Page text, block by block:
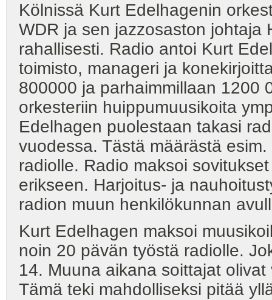
Kölnissä Kurt Edelhagenin
WDR ja sen jazzosaston johtaja
rahallisesti. Radio antoi Kurt
toimisto, manageri ja
800000 ja parhaimmillaan 1200
orkesteriin huippumuusikoita
Edelhagen puolestaan takasi
vuodessa. Tästä määrästä
radiolle. Radio maksoi
erikseen. Harjoitus- ja
radion muun henkilökunnan
Kurt Edelhagen maksoi
noin 20 pävän työstä radiolle.
14. Muuna aikana soittajat
Tämä teki mahdolliseksi pitää